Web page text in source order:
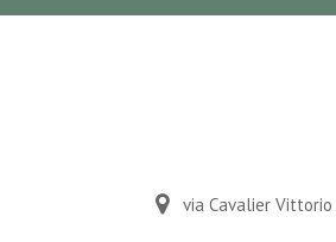
via Cavalier Vittorio